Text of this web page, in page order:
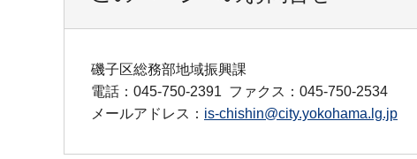
磯子区総務部地域振興課
電話：045-750-2391 ファクス：045-750-2534
メールアドレス： is-chishin@city.yokohama.lg.jp